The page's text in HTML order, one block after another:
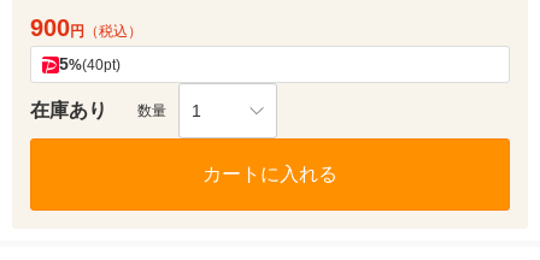
900円 （税込）
5%(40pt)
在庫あり 数量 1
カートに入れる